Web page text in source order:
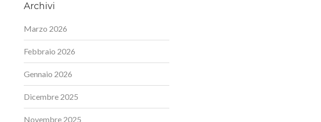
Archivi
Marzo 2026
Febbraio 2026
Gennaio 2026
Dicembre 2025
Novembre 2025